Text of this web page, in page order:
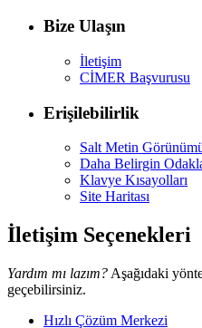
Bize Ulaşın
İletişim
CİMER Başvurusu
Erişilebilirlik
Salt Metin
Daha Belirgin
Klavye Kısayolları
Site Haritası
İletişim Seçenekleri
Yardım mı lazım? Aşağıdaki
geçebilirsiniz.
Hızlı Çözüm Merkezi